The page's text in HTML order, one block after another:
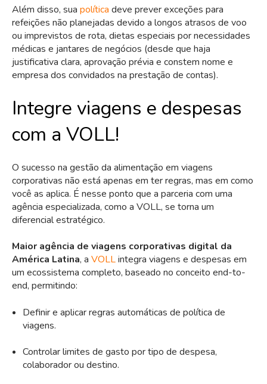
Além disso, sua política deve prever exceções para
refeições não planejadas devido a longos atrasos de voo
ou imprevistos de rota, dietas especiais por necessidades
médicas e jantares de negócios (desde que haja
justificativa clara, aprovação prévia e constem nome e
empresa dos convidados na prestação de contas).
Integre viagens e despesas
com a VOLL!
O sucesso na gestão da alimentação em viagens
corporativas não está apenas em ter regras, mas em como
você as aplica. É nesse ponto que a parceria com uma
agência especializada, como a VOLL, se torna um
diferencial estratégico.
Maior agência de viagens corporativas digital da
América Latina, a VOLLintegra viagens e despesas em
um ecossistema completo, baseado no conceito end-to-
end, permitindo:
Definir e aplicar regras automáticas de política de
viagens.
Controlar limites de gasto por tipo de despesa,
colaborador ou destino.